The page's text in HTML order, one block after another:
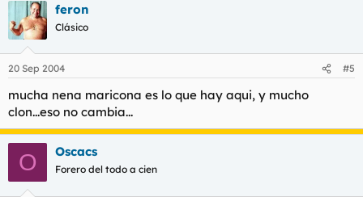
feron
Clásico
20 Sep 2004 #5
mucha nena maricona es lo que hay aqui, y mucho
clon...eso no cambia...
O Oscacs
Forero del todo a cien